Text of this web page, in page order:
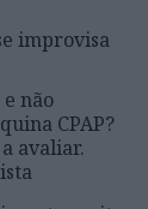
improvisa
não
CPAP?
avaliar.